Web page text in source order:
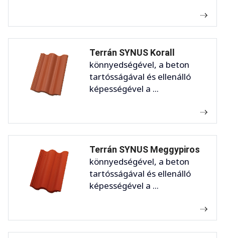
Terrán SYNUS Korall
könnyedségével, a beton
tartósságával és ellenálló
képességével a ...
Terrán SYNUS Meggypiros
könnyedségével, a beton
tartósságával és ellenálló
képességével a ...